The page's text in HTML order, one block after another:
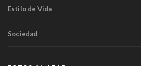
Estilo de Vida
Sociedad